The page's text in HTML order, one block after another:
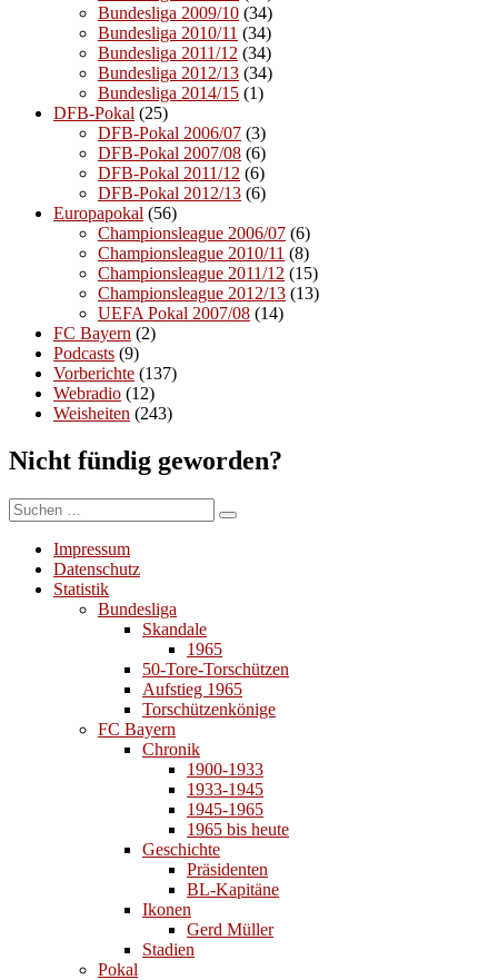
Bundesliga 2009/10 (34)
Bundesliga 2010/11 (34)
Bundesliga 2011/12 (34)
Bundesliga 2012/13 (34)
Bundesliga 2014/15 (1)
DFB-Pokal (25)
DFB-Pokal 2006/07 (3)
DFB-Pokal 2007/08 (6)
DFB-Pokal 2011/12 (6)
DFB-Pokal 2012/13 (6)
Europapokal (56)
Championsleague 2006/07 (6)
Championsleague 2010/11 (8)
Championsleague 2011/12 (15)
Championsleague 2012/13 (13)
UEFA Pokal 2007/08 (14)
FC Bayern (2)
Podcasts (9)
Vorberichte (137)
Webradio (12)
Weisheiten (243)
Nicht fündig geworden?
Suchen
nach:
Suchen
Impressum
Datenschutz
Statistik
Bundesliga
Skandale
1965
50-Tore-Torschützen
Aufstieg 1965
Torschützenkönige
FC Bayern
Chronik
1900-1933
1933-1945
1945-1965
1965 bis heute
Geschichte
Präsidenten
BL-Kapitäne
Ikonen
Gerd Müller
Stadien
Pokal